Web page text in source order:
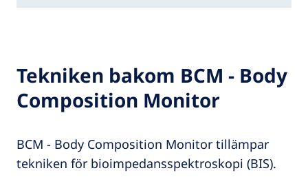
Tekniken bakom BCM - Body
Composition Monitor
BCM - Body Composition Monitor tillämpar
tekniken för bioimpedansspektroskopi (BIS).